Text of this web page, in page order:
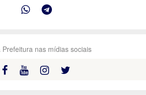
Prefeitura nas mídias sociais